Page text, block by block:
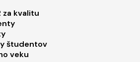
3
za kvalitu
študentov
veku